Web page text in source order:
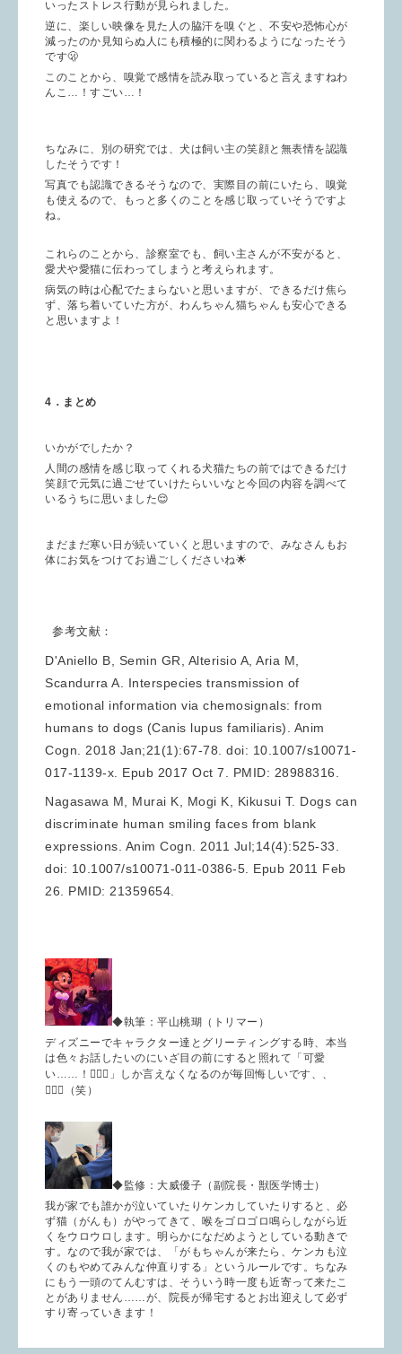
いったストレス行動が見られました。
逆に、楽しい映像を見た人の脇汗を嗅ぐと、不安や恐怖心が
減ったのか見知らぬ人にも積極的に関わるようになったそう
です🫢
このことから、嗅覚で感情を読み取っていると言えますねわ
んこ…！すごい…！
ちなみに、別の研究では、犬は飼い主の笑顔と無表情を認識
したそうです！
写真でも認識できるそうなので、実際目の前にいたら、嗅覚
も使えるので、もっと多くのことを感じ取っていそうですよ
ね。
これらのことから、診察室でも、飼い主さんが不安がると、
愛犬や愛猫に伝わってしまうと考えられます。
病気の時は心配でたまらないと思いますが、できるだけ焦ら
ず、落ち着いていた方が、わんちゃん猫ちゃんも安心できる
と思いますよ！
4．まとめ
いかがでしたか？
人間の感情を感じ取ってくれる犬猫たちの前ではできるだけ
笑顔で元気に過ごせていけたらいいなと今回の内容を調べて
いるうちに思いました😌
まだまだ寒い日が続いていくと思いますので、みなさんもお
体にお気をつけてお過ごしくださいね🌟
参考文献：
D'Aniello B, Semin GR, Alterisio A, Aria M,
Scandurra A. Interspecies transmission of
emotional information via chemosignals: from
humans to dogs (Canis lupus familiaris). Anim
Cogn. 2018 Jan;21(1):67-78. doi: 10.1007/s10071-
017-1139-x. Epub 2017 Oct 7. PMID: 28988316.
Nagasawa M, Murai K, Mogi K, Kikusui T. Dogs can
discriminate human smiling faces from blank
expressions. Anim Cogn. 2011 Jul;14(4):525-33.
doi: 10.1007/s10071-011-0386-5. Epub 2011 Feb
26. PMID: 21359654.
◆執筆：平山桃瑚（トリマー）
ディズニーでキャラクター達とグリーティングする時、本当
は色々お話したいのにいざ目の前にすると照れて「可愛
い……！🤦🏻‍♂️」しか言えなくなるのが毎回悔しいです、、
🤦🏻‍♂️（笑）
◆監修：大威優子（副院長・獣医学博士）
我が家でも誰かが泣いていたりケンカしていたりすると、必
ず猫（がんも）がやってきて、喉をゴロゴロ鳴らしながら近
くをウロウロします。明らかになだめようとしている動きで
す。なので我が家では、「がもちゃんが来たら、ケンカも泣
くのもやめてみんな仲直りする」というルールです。ちなみ
にもう一頭のてんむすは、そういう時一度も近寄って来たこ
とがありません……が、院長が帰宅するとお出迎えして必ず
すり寄っていきます！